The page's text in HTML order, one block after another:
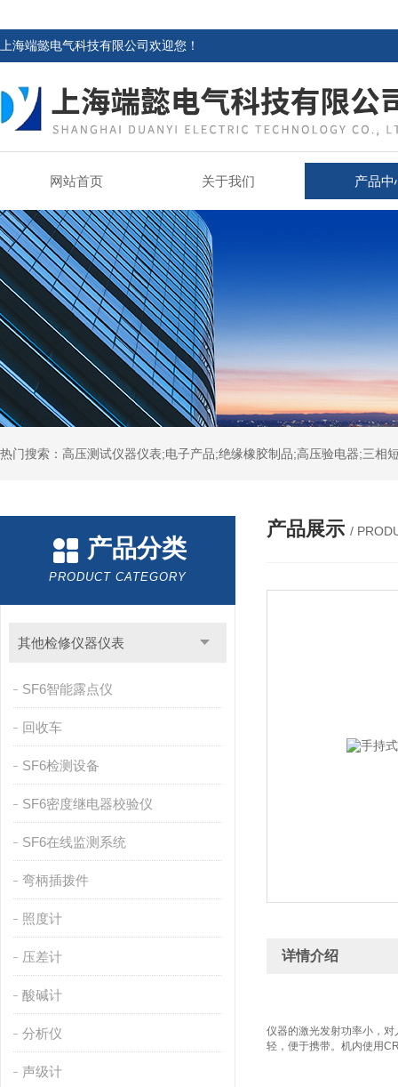
上海端懿电气科技有限公司欢迎您！
网站首页 关于我们 产品中
热门搜索：高压测试仪器仪表;电子产品;绝缘橡胶制品;高压验电器;三
产品分类
PRODUCT CATEGORY
其他检修仪器仪表
SF6智能露点仪
回收车
SF6检测设备
SF6密度继电器校验仪
SF6在线监测系统
弯柄插拨件
照度计
压差计
酸碱计
分析仪
声级计
产品展示 /
详情介绍
仪器的激光发射功率小，
轻，便于携带。机内使用